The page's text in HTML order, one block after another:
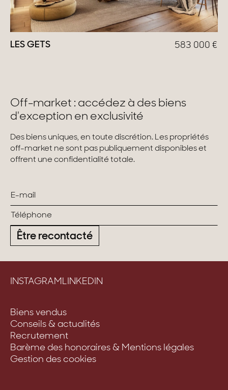
LES GETS 583 000 €
Off-market : accédez à des biens
d'exception en exclusivité
Des biens uniques, en toute discrétion. Les propriétés
off-market ne sont pas publiquement disponibles et
offrent une confidentialité totale.
Être recontacté
INSTAGRAMLINKEDIN
Biens vendus
Conseils & actualités
Recrutement
Barème des honoraires & Mentions légales
Gestion des cookies